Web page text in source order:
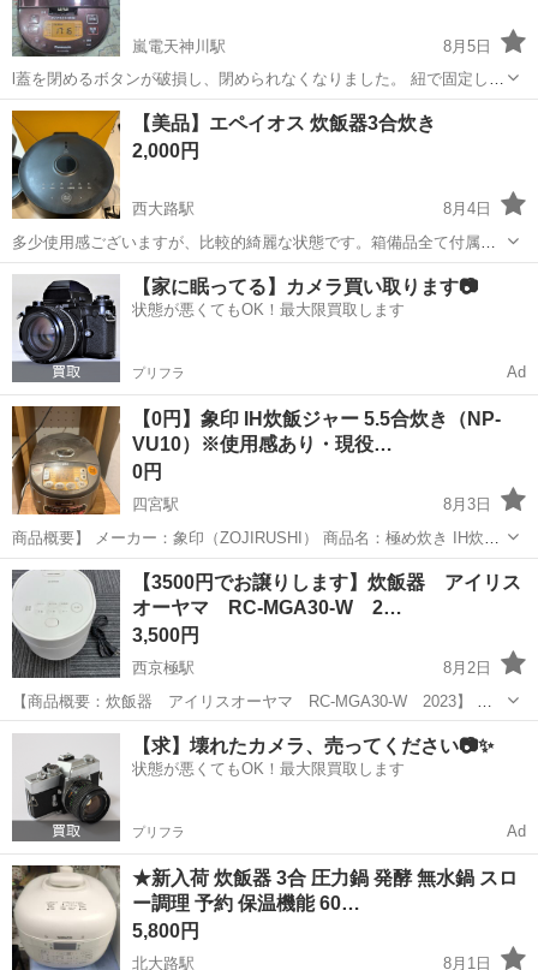
嵐電天神川駅
8月5日
l蓋を閉めるボタンが破損し、閉められなくなりました。 紐で固定して
使用していましたが、新しいのを購入したので、出します。 とくにき
れいにして出しませんので、ご理解いただける方に。 固定の紐は一緒
にさしあげます
京都 京都市 嵐電天神川駅 キッチン家電
【美品】エペイオス 炊飯器3合炊き
2,000円
西大路駅
8月4日
多少使用感ございますが、比較的綺麗な状態です。箱備品全て付属で
す。動作ですが、マイコン式炊飯器のため炊きムラ少しありますが問
題なく使用できます！ 新調したので出品します！ 【2024 モデル】エ
ペイオス(Epeios) 炊...
京都 京都市 西大路駅 キッチン家電 Epeios
【家に眠ってる】カメラ買い取ります📷
状態が悪くてもOK！最大限買取します
プリフラ Ad
【0円】象印 IH炊飯ジャー 5.5合炊き（NP-
VU10）※使用感あり・現役…
0円
四宮駅
8月3日
商品概要】 メーカー：象印（ZOJIRUSHI） 商品名：極め炊き IH炊飯
ジャー（5.5合炊き） 型番：NP-VU10 カラー：ダークブラウン 購入時
期：2018年頃 【状態・動作】 動作状態：現在も日常的に使...
京都 京都市 四宮駅 キッチン家電
【3500円でお譲りします】炊飯器 アイリス
オーヤマ RC-MGA30-W 2…
3,500円
西京極駅
8月2日
【商品概要：炊飯器 アイリスオーヤマ RC-MGA30-W 2023】 サ
イズ：幅21.5×奥行26.0×高さ19.8 cm 重量：2.6 kg 炊飯容量：3合
【状態ランク：あくまで出品者の主観となります。】 ...
京都 京都市 西京極駅 キッチン家電
【求】壊れたカメラ、売ってください📷✨
状態が悪くてもOK！最大限買取します
プリフラ Ad
★新入荷 炊飯器 3合 圧力鍋 発酵 無水鍋 スロ
ー調理 予約 保温機能 60…
5,800円
北大路駅 8月1日